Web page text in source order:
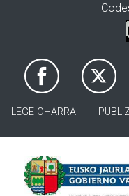
LEGE OHARRA